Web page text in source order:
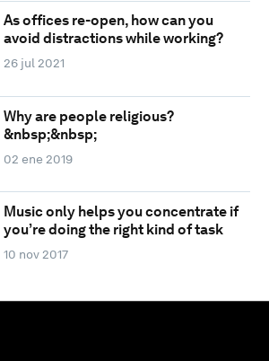
As offices re-open, how can you
avoid distractions while working?
26 jul 2021
Why are people religious?
&nbsp;&nbsp;
02 ene 2019
Music only helps you concentrate if
you’re doing the right kind of task
10 nov 2017